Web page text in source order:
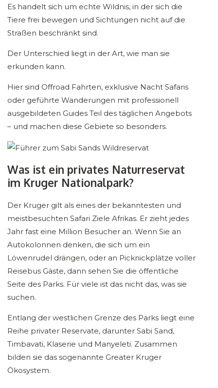
Es handelt sich um echte Wildnis, in der sich die
Tiere frei bewegen und Sichtungen nicht auf die
Straßen beschränkt sind.
Der Unterschied liegt in der Art, wie man sie
erkunden kann.
Hier sind Offroad Fahrten, exklusive Nacht Safaris
oder geführte Wanderungen mit professionell
ausgebildeten Guides Teil des täglichen Angebots
– und machen diese Gebiete so besonders.
Was ist ein privates Naturreservat
im Kruger Nationalpark?
Der Kruger gilt als eines der bekanntesten und
meistbesuchten Safari Ziele Afrikas. Er zieht jedes
Jahr fast eine Million Besucher an. Wenn Sie an
Autokolonnen denken, die sich um ein
Löwenrudel drängen, oder an Picknickplätze voller
Reisebus Gäste, dann sehen Sie die öffentliche
Seite des Parks. Für viele ist das nicht das, was sie
suchen.
Entlang der westlichen Grenze des Parks liegt eine
Reihe privater Reservate, darunter Sabi Sand,
Timbavati, Klaserie und Manyeleti. Zusammen
bilden sie das sogenannte Greater Kruger
Ökosystem.